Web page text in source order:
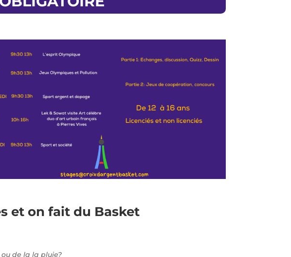
et on fait du Basket
de la la pluie?